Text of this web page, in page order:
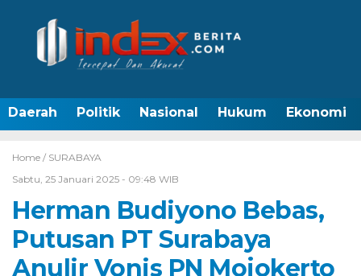
Daerah Politik Nasional Hukum Ekonomi
Home / SURABAYA
Sabtu, 25 Januari 2025 - 09:48 WIB
Herman Budiyono Bebas,
Putusan PT Surabaya
Anulir Vonis PN Mojokerto